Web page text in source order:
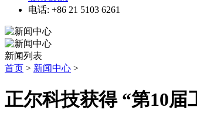
电话: +86 21 5103 6261
新闻列表
首页 > 新闻中心 >
正尔科技获得 “第10